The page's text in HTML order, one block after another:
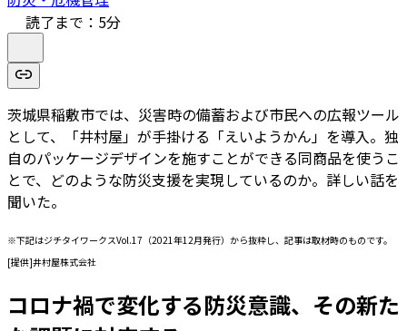
読了まで： 5分
茨城県稲敷市では、災害時の備蓄および市民への広報ツール
として、「井村屋」が手掛ける「えいようかん」を導入。独
自のパッケージデザインを施すことができる同商品を使うこ
とで、どのような防災支援を実現しているのか。詳しい話を
聞いた。
※下記はジチタイワークスVol.17（2021年12月発行）から抜粋し、記事は取材時のものです。
[提供]井村屋株式会社
コロナ禍で変化する防災意識、その新た